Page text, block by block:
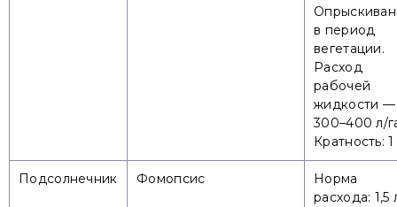
в период
вегетации.
Расход
рабочей
жидкости —
300–400 л/
Кратность: 1
Подсолнечник Фомопсис
Норма
расхода: 1,5